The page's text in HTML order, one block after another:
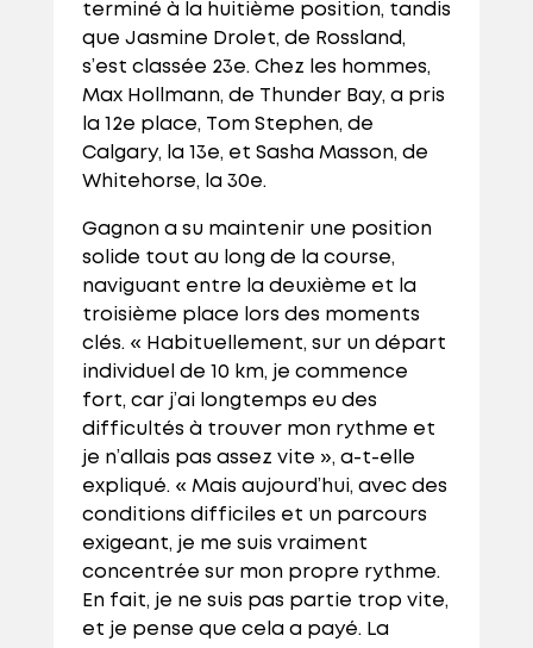
terminé à la huitième position, tandis
que Jasmine Drolet, de Rossland,
s’est classée 23e. Chez les hommes,
Max Hollmann, de Thunder Bay, a pris
la 12e place, Tom Stephen, de
Calgary, la 13e, et Sasha Masson, de
Whitehorse, la 30e.
Gagnon a su maintenir une position
solide tout au long de la course,
naviguant entre la deuxième et la
troisième place lors des moments
clés. « Habituellement, sur un départ
individuel de 10 km, je commence
fort, car j’ai longtemps eu des
difficultés à trouver mon rythme et
je n’allais pas assez vite », a-t-elle
expliqué. « Mais aujourd’hui, avec des
conditions difficiles et un parcours
exigeant, je me suis vraiment
concentrée sur mon propre rythme.
En fait, je ne suis pas partie trop vite,
et je pense que cela a payé. La